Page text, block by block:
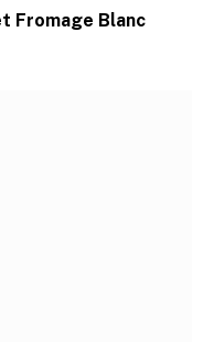
Fromage Blanc